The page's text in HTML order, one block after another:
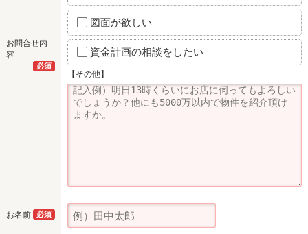
お問合せ内
容
必須
図面が欲しい
資金計画の相談をしたい
【その他】
お名前 必須